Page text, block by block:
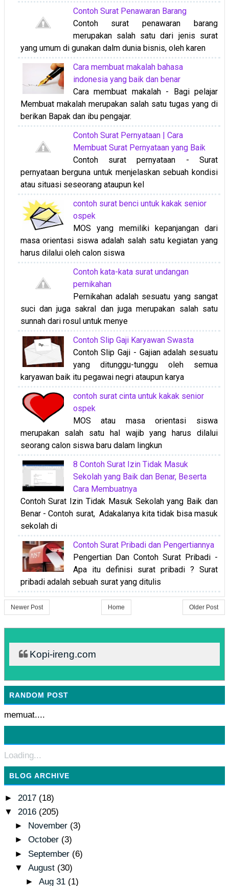
Contoh Surat Penawaran Barang
Contoh surat penawaran barang
merupakan salah satu dari jenis surat
yang umum di gunakan dalm dunia bisnis, oleh karen
Cara membuat makalah bahasa
indonesia yang baik dan benar
Cara membuat makalah - Bagi pelajar
Membuat makalah merupakan salah satu tugas yang di
berikan Bapak dan ibu pengajar.
Contoh Surat Pernyataan | Cara
Membuat Surat Pernyataan yang Baik
Contoh surat pernyataan - Surat
pernyataan berguna untuk menjelaskan sebuah kondisi
atau situasi seseorang ataupun kel
contoh surat benci untuk kakak senior
ospek
MOS yang memiliki kepanjangan dari
masa orientasi siswa adalah salah satu kegiatan yang
harus dilalui oleh calon siswa
Contoh kata-kata surat undangan
pernikahan
Pernikahan adalah sesuatu yang sangat
suci dan juga sakral dan juga merupakan salah satu
sunnah dari rosul untuk menye
Contoh Slip Gaji Karyawan Swasta
Contoh Slip Gaji - Gajian adalah sesuatu
yang ditunggu-tunggu oleh semua
karyawan baik itu pegawai negri ataupun karya
contoh surat cinta untuk kakak senior
ospek
MOS atau masa orientasi siswa
merupakan salah satu hal wajib yang harus dilalui
seorang calon siswa baru dalam lingkun
8 Contoh Surat Izin Tidak Masuk
Sekolah yang Baik dan Benar, Beserta
Cara Membuatnya
Contoh Surat Izin Tidak Masuk Sekolah yang Baik dan
Benar - Contoh surat, Adakalanya kita tidak bisa masuk
sekolah di
Contoh Surat Pribadi dan Pengertiannya
Pengertian Dan Contoh Surat Pribadi -
Apa itu definisi surat pribadi ? Surat
pribadi adalah sebuah surat yang ditulis
Newer Post Older Post
Home
Kopi-ireng.com
RANDOM POST
memuat....
Loading...
BLOG ARCHIVE
► 2017 (18)
▼ 2016 (205)
► November (3)
►October (3)
► September (6)
▼August (30)
► Aug 31 (1)